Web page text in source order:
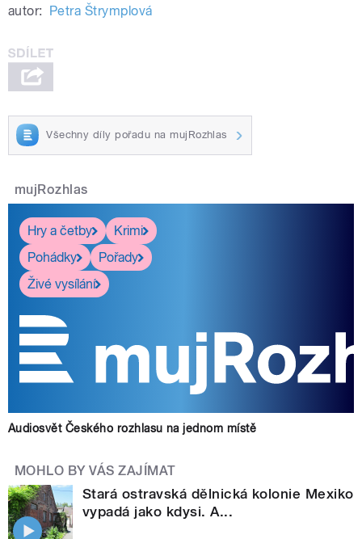
autor: Petra Štrymplová
Všechny díly pořadu na mujRozhlas
mujRozhlas
Hry a četby
Krimi
Pohádky
Pořady
Živé vysílání
Audiosvět Českého rozhlasu na jednom místě
MOHLO BY VÁS ZAJÍMAT
Stará ostravská dělnická kolonie Mexiko
vypadá jako kdysi. A...